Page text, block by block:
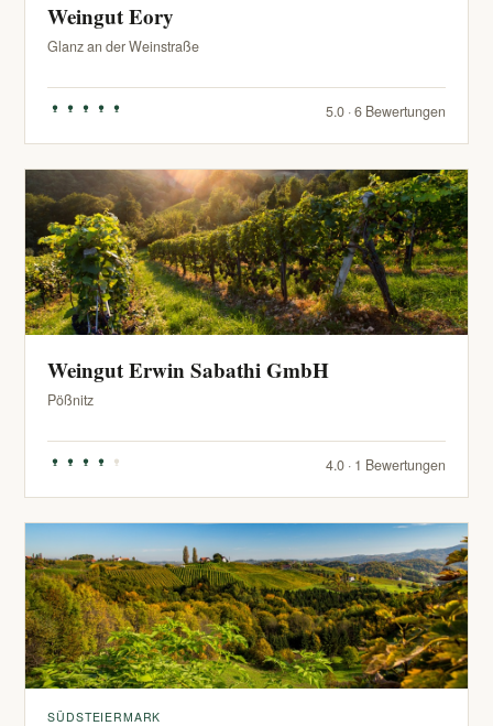
Weingut Eory
Glanz an der Weinstraße
5.0 · 6 Bewertungen
Weingut Erwin Sabathi GmbH
Pößnitz
4.0 · 1 Bewertungen
SÜDSTEIERMARK